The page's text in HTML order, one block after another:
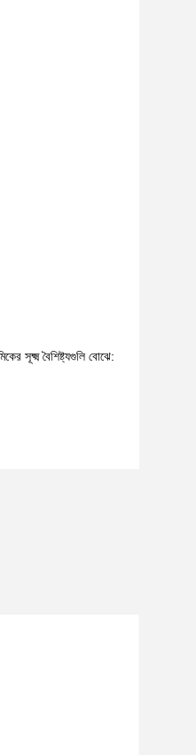
সূক্ষ্ম বৈশিষ্ট্যগুলি বোঝে: